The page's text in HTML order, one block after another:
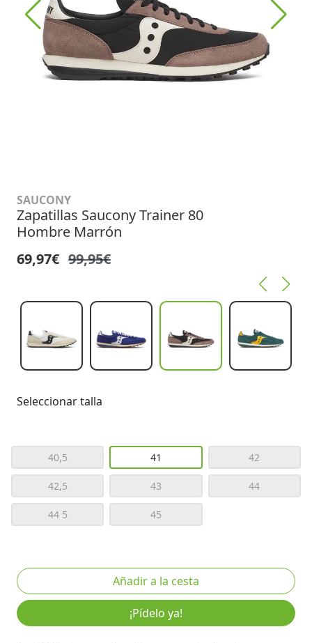
SAUCONY
Zapatillas Saucony Trainer 80
Hombre Marrón
69,97€ 99,95€
Seleccionar talla
40,5 41 42
42,5 43 44
44 5 45
¡Pídelo ya!